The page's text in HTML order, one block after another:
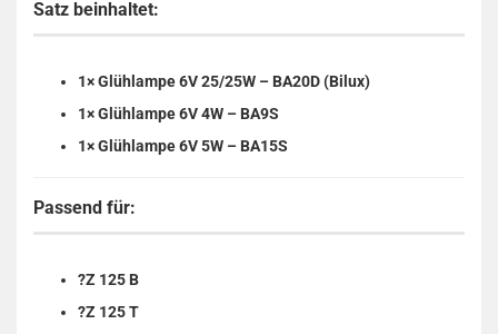
Satz beinhaltet:
1× Glühlampe 6V 25/25W – BA20D (Bilux)
1× Glühlampe 6V 4W – BA9S
1× Glühlampe 6V 5W – BA15S
Passend für:
?Z 125 B
?Z 125 T